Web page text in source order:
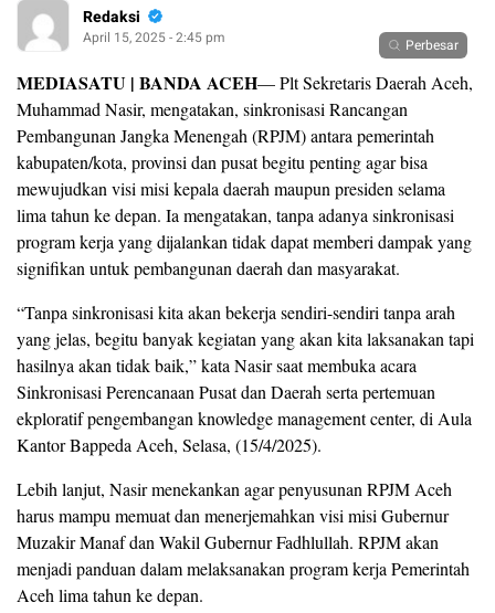
Redaksi
April 15, 2025 - 2:45 pm Perbesar
MEDIASATU | BANDA ACEH— Plt Sekretaris Daerah Aceh,
Muhammad Nasir, mengatakan, sinkronisasi Rancangan
Pembangunan Jangka Menengah (RPJM) antara pemerintah
kabupaten/kota, provinsi dan pusat begitu penting agar bisa
mewujudkan visi misi kepala daerah maupun presiden selama
lima tahun ke depan. Ia mengatakan, tanpa adanya sinkronisasi
program kerja yang dijalankan tidak dapat memberi dampak yang
signifikan untuk pembangunan daerah dan masyarakat.
“Tanpa sinkronisasi kita akan bekerja sendiri-sendiri tanpa arah
yang jelas, begitu banyak kegiatan yang akan kita laksanakan tapi
hasilnya akan tidak baik,” kata Nasir saat membuka acara
Sinkronisasi Perencanaan Pusat dan Daerah serta pertemuan
ekploratif pengembangan knowledge management center, di Aula
Kantor Bappeda Aceh, Selasa, (15/4/2025).
Lebih lanjut, Nasir menekankan agar penyusunan RPJM Aceh
harus mampu memuat dan menerjemahkan visi misi Gubernur
Muzakir Manaf dan Wakil Gubernur Fadhlullah. RPJM akan
menjadi panduan dalam melaksanakan program kerja Pemerintah
Aceh lima tahun ke depan.